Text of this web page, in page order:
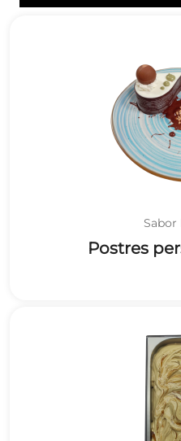
Sabor
Postres